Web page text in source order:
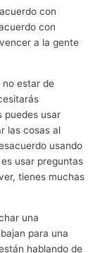
con
con
a la gente
no estar de
puedes usar
las cosas al
usando
usar preguntas
tienes muchas
una
para una
hablando de